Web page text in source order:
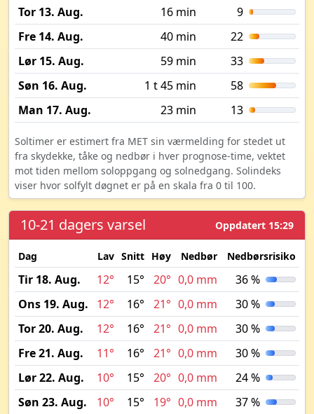
Tor 13. Aug.
16 min
9
Fre 14. Aug.
40 min
22
Lør 15. Aug.
59 min
33
Søn 16. Aug.
1 t 45 min
58
Man 17. Aug.
23 min 13
Soltimer er estimert fra MET sin værmelding for stedet ut
fra skydekke, tåke og nedbør i hver prognose-time, vektet
mot tiden mellom soloppgang og solnedgang. Solindeks
viser hvor solfylt døgnet er på en skala fra 0 til 100.
10-21 dagers varsel Oppdatert 15:29
Dag Lav Snitt Høy Nedbør Nedbørsrisiko
Tir 18. Aug. 12° 15° 20° 0,0 mm
36 %
Ons 19. Aug.
12° 16° 21° 0,0 mm
30 %
Tor 20. Aug.
12° 16° 21° 0,0 mm
30 %
Fre 21. Aug.
11° 16° 21° 0,0 mm
30 %
Lør 22. Aug.
10° 15° 20° 0,0 mm
24 %
Søn 23. Aug.
10° 15° 19° 0,0 mm 37 %